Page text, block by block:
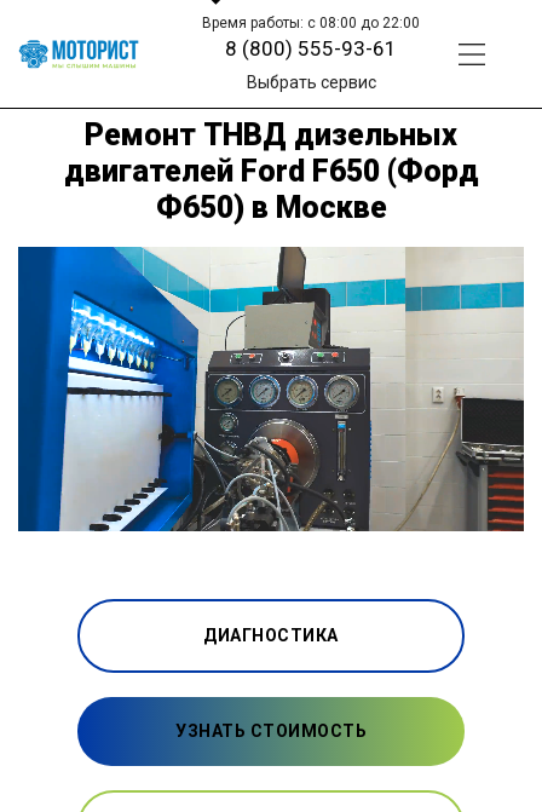
Время работы: с 08:00 до 22:00
8 (800) 555-93-61
Выбрать сервис
Ремонт ТНВД дизельных
двигателей Ford F650 (Форд
Ф650) в Москве
ДИАГНОСТИКА
УЗНАТЬ СТОИМОСТЬ